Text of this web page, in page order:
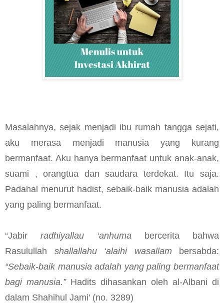
Masalahnya, sejak menjadi ibu rumah tangga sejati,
aku merasa menjadi manusia yang kurang
bermanfaat. Aku hanya bermanfaat untuk anak-anak,
suami , orangtua dan saudara terdekat. Itu saja.
Padahal menurut hadist, sebaik-baik manusia adalah
yang paling bermanfaat.
“Jabir radhiyallau ‘anhuma bercerita bahwa
Rasulullah shallallahu ‘alaihi wasallam bersabda:
“Sebaik-baik manusia adalah yang paling bermanfaat
bagi manusia.” Hadits dihasankan oleh al-Albani di
dalam Shahihul Jami’ (no. 3289)